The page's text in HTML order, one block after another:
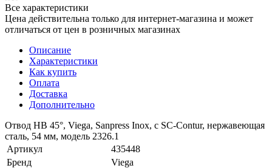
Все характеристики
Цена действительна только для интернет-магазина и может
отличаться от цен в розничных магазинах
Описание
Характеристики
Как купить
Оплата
Доставка
Дополнительно
Отвод НВ 45°, Viega, Sanpress Inox, с SC-Contur, нержавеющая
сталь, 54 мм, модель 2326.1
Артикул
435448
Бренд
Viega